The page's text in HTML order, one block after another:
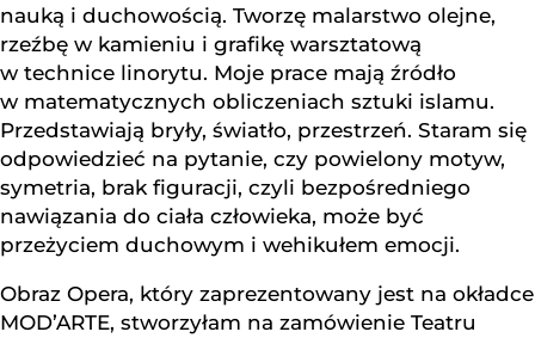
nauką i duchowością. Tworzę malarstwo olejne,
rzeźbę w kamieniu i grafikę warsztatową
w technice linorytu. Moje prace mają źródło
w matematycznych obliczeniach sztuki islamu.
Przedstawiają bryły, światło, przestrzeń. Staram się
odpowiedzieć na pytanie, czy powielony motyw,
symetria, brak figuracji, czyli bezpośredniego
nawiązania do ciała człowieka, może być
przeżyciem duchowym i wehikułem emocji.
Obraz Opera, który zaprezentowany jest na okładce
MOD’ARTE, stworzyłam na zamówienie Teatru